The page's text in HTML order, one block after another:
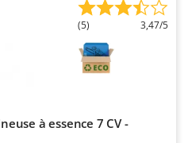
(5) 3,47/5
à essence 7 CV -